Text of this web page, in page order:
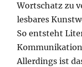
Wortschatz zu
lesbares
So entsteht
Allerdings ist